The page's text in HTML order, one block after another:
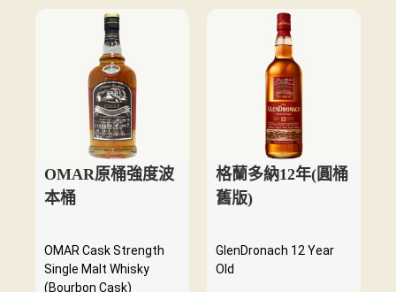
OMAR原桶強度波
本桶
OMAR Cask Strength
Single Malt Whisky
(Bourbon Cask)
格蘭多納12年(圓桶
舊版)
GlenDronach 12 Year
Old